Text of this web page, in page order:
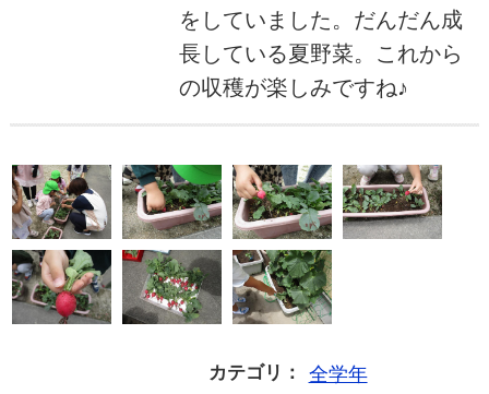
をしていました。だんだん成
長している夏野菜。これから
の収穫が楽しみですね♪
カテゴリ： 全学年